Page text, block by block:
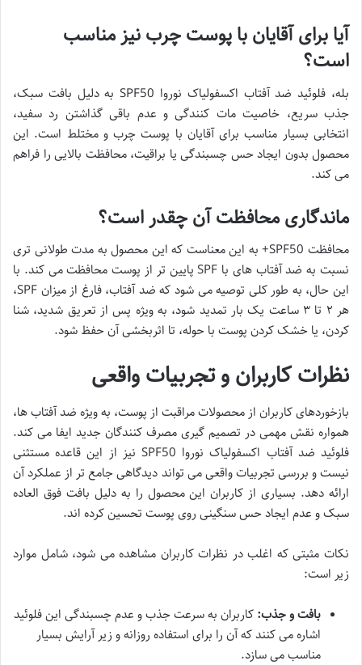
آیا برای آقایان با پوست چرب نیز مناسب
است؟
بله، فلوئید ضد آفتاب اکسفولیاک نوروا SPF50 به دلیل بافت سبک،
جذب سریع، خاصیت مات کنندگی و عدم باقی گذاشتن رد سفید،
انتخابی بسیار مناسب برای آقایان با پوست چرب و مختلط است. این
محصول بدون ایجاد حس چسبندگی یا براقیت، محافظت بالایی را فراهم
می کند.
ماندگاری محافظت آن چقدر است؟
محافظت SPF50+ به این معناست که این محصول به مدت طولانی تری
نسبت به ضد آفتاب های با SPF پایین تر از پوست محافظت می کند. با
این حال، به طور کلی توصیه می شود که ضد آفتاب، فارغ از میزان SPF،
هر ۲ تا ۳ ساعت یک بار تمدید شود، به ویژه پس از تعریق شدید، شنا
کردن، یا خشک کردن پوست با حوله، تا اثربخشی آن حفظ شود.
نظرات کاربران و تجربیات واقعی
بازخوردهای کاربران از محصولات مراقبت از پوست، به ویژه ضد آفتاب ها،
همواره نقش مهمی در تصمیم گیری مصرف کنندگان جدید ایفا می کند.
فلوئید ضد آفتاب اکسفولیاک نوروا SPF50 نیز از این قاعده مستثنی
نیست و بررسی تجربیات واقعی می تواند دیدگاهی جامع تر از عملکرد آن
ارائه دهد. بسیاری از کاربران این محصول را به دلیل بافت فوق العاده
سبک و عدم ایجاد حس سنگینی روی پوست تحسین کرده اند.
نکات مثبتی که اغلب در نظرات کاربران مشاهده می شود، شامل موارد
زیر است:
بافت و جذب: کاربران به سرعت جذب و عدم چسبندگی این فلوئید
اشاره می کنند که آن را برای استفاده روزانه و زیر آرایش بسیار
مناسب می سازد.